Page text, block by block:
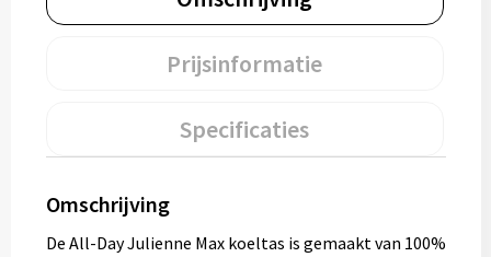
Technologie
Prijsinformatie
Specificaties
Omschrijving
De All-Day Julienne Max koeltas is gemaakt van 100%